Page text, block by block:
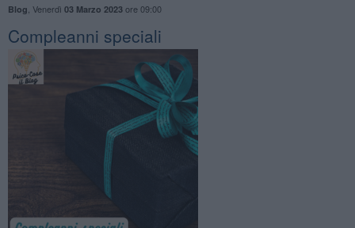
Blog Venerdì 03 Marzo 2023ore 09:00
​Compleanni speciali